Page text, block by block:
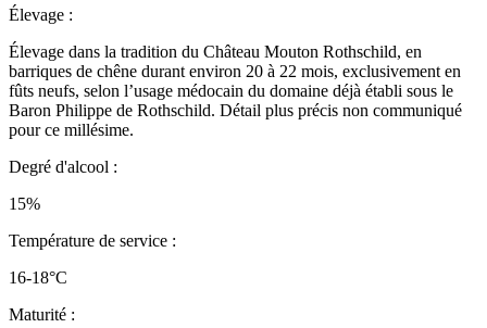
Élevage :
Élevage dans la tradition du Château Mouton Rothschild, en
barriques de chêne durant environ 20 à 22 mois, exclusivement en
fûts neufs, selon l’usage médocain du domaine déjà établi sous le
Baron Philippe de Rothschild. Détail plus précis non communiqué
pour ce millésime.
Degré d'alcool :
15%
Température de service :
16-18°C
Maturité :